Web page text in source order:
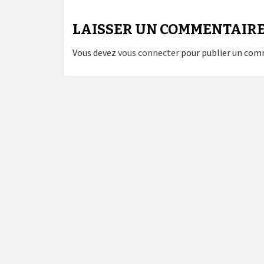
LAISSER UN
Vous devez vous connecter pour publier un